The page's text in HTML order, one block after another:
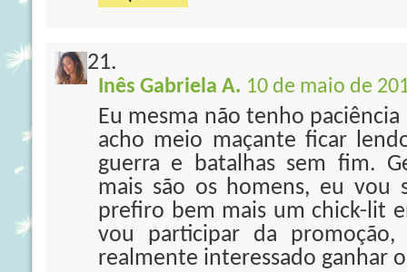
Inês Gabriela A. 10 de maio de
Eu mesma não tenho
acho meio maçante ficar
guerra e batalhas sem fim.
mais são os homens, eu vou
prefiro bem mais um chick-lit
vou participar da
realmente interessado ganhar